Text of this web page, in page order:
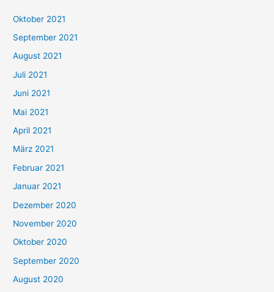
n
n
a
c
h
:
Oktober 2021
September 2021
August 2021
Juli 2021
Juni 2021
Mai 2021
April 2021
März 2021
Februar 2021
Januar 2021
Dezember 2020
November 2020
Oktober 2020
September 2020
August 2020